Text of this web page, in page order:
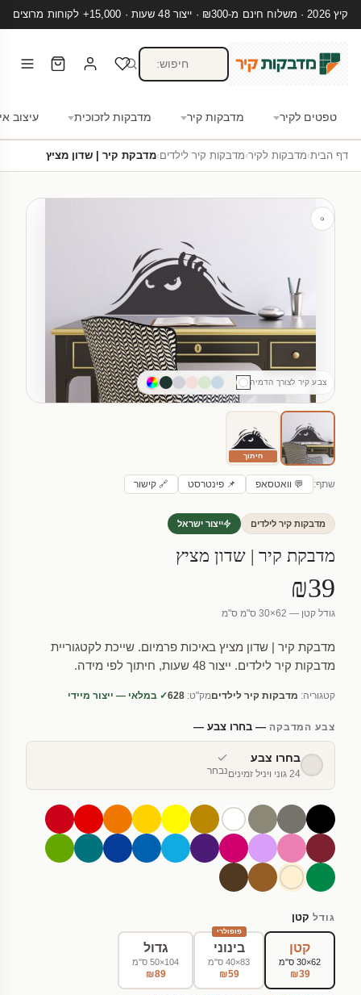
קיץ 2026 · משלוח חינם מ-₪300 · ייצור 48 שעות · 15,000+ לקוחות מרוצים
טפטים לקיר מדבקות קיר מדבקות לזכוכית עיצוב
דף הבית›מדבקות לקיר›מדבקות קיר לילדים›מדבקת קיר | שדון מציץ
צבע קיר לצורך הדמיה
חיתוך
שתף: 💬 וואטסאפ 📌 פינטרסט 🔗 קישור
מדבקות קיר לילדים ייצור ישראל
מדבקת קיר | שדון מציץ
₪39
גודל קטן — 62×30 ס"מ ס"מ
מדבקת קיר | שדון מציץ באיכות פרמיום. שייכת לקטגוריית
מדבקות קיר לילדים. ייצור 48 שעות, חיתוך לפי מידה.
קטגוריה: מדבקות קיר לילדיםמק"ט: 628✓ במלאי — ייצור מיידי
צבע המדבקה— בחרו צבע —
בחרו צבע
24 גוני ויניל זמינים נבחר
גודל קטן
קטן
62×30 ס"מ
₪39
פופולרי
בינוני
83×40 ס"מ
₪59
גדול
104×50 ס"מ
₪89